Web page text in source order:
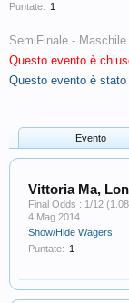
Puntate: 1
SemiFinale - Maschile
Questo evento è
Questo evento è
Evento
Vittoria Ma,
Final Odds : 1/12
4 Mag 2014
Show/Hide Wagers
Puntate: 1